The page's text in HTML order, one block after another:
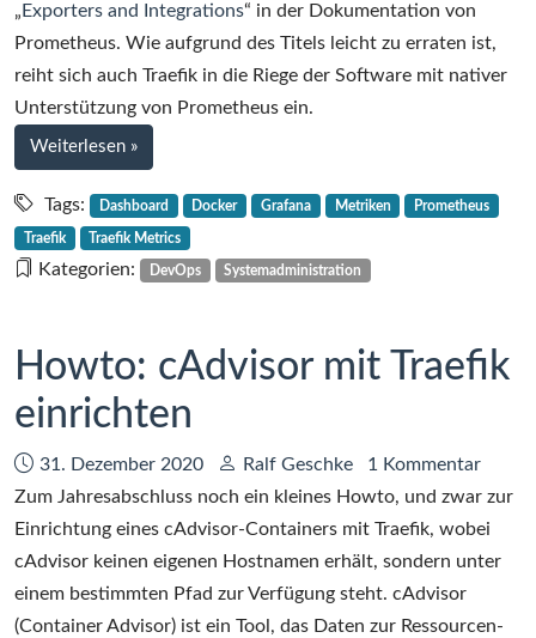
„ Exporters and Integrations“ in der Dokumentation von
Prometheus. Wie aufgrund des Titels leicht zu erraten ist,
reiht sich auch Traefik in die Riege der Software mit nativer
Unterstützung von Prometheus ein.
Weiterlesen bei
Native
Traefik-
Metriken
mit
»
Tags: Dashboard Docker Grafana Metriken Prometheus
Traefik Traefik Metrics
Kategorien: DevOps Systemadministration
Howto: cAdvisor mit Traefik
einrichten
Datum:
31. Dezember 2020 Autor:
Ralf Geschke
1 Kommentar
Zum Jahresabschluss noch ein kleines Howto, und zwar zur
Einrichtung eines cAdvisor-Containers mit Traefik, wobei
cAdvisor keinen eigenen Hostnamen erhält, sondern unter
einem bestimmten Pfad zur Verfügung steht. cAdvisor
(Container Advisor) ist ein Tool, das Daten zur Ressourcen-